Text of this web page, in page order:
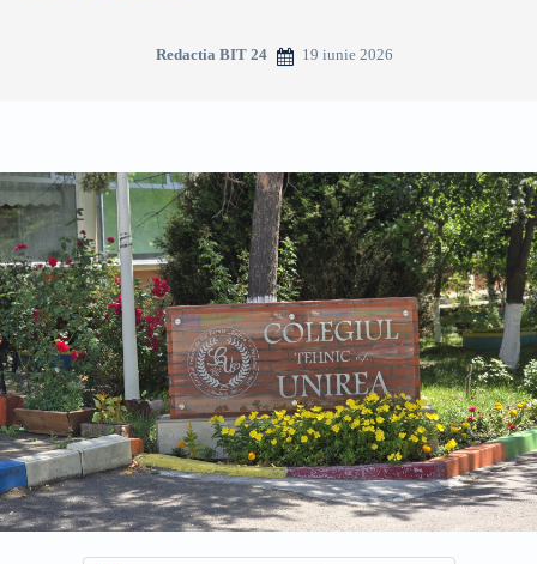
Redactia BIT 24 19 iunie 2026